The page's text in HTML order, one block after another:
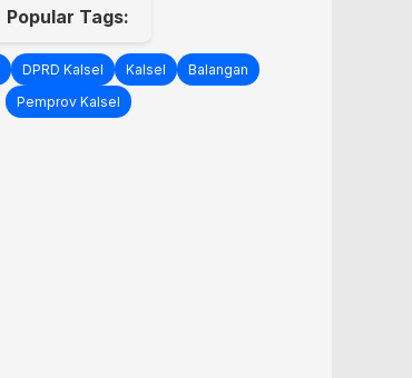
Popular Tags:
DPRD Kalsel Kalsel
Balangan
Pemprov Kalsel